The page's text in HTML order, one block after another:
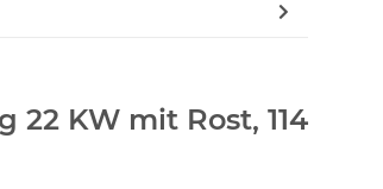
KW mit Rost, 114